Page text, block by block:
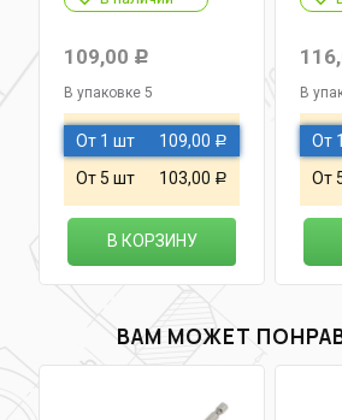
109,00 Р
В упаковке 5
От 1 шт 109,00 Р
От 5 шт 103,00 Р
В КОРЗИНУ
В
От
От
ВАМ МОЖЕТ